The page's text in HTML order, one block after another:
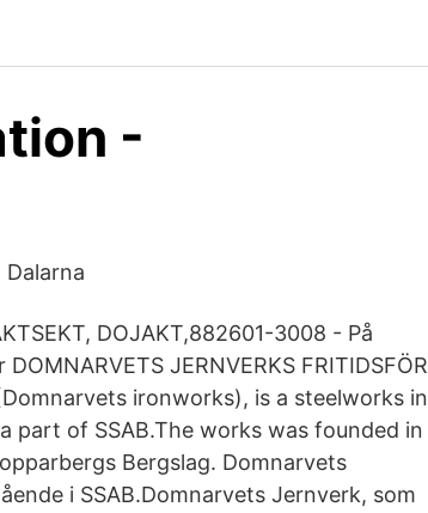
-
DOJAKT,882601-3008 - På
JERNVERKS FRITIDSFÖR
ironworks), is a steelworks in
part of SSAB.The works was founded in
Bergslag. Domnarvets
i SSAB.Domnarvets Jernverk, som